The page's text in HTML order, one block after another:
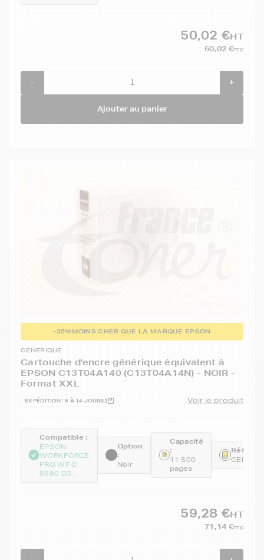
50,02 €HT
60,02 €TTC
- +
Ajouter au panier
-35%MOINS CHER QUE LA MARQUE EPSON
GENERIQUE
Cartouche d'encre générique équivalent à
EPSON C13T04A140 (C13T04A14N) - NOIR -
Format XXL
EXPÉDITION : 6 À 14 JOURS Voir le produit
Compatible :
EPSON
WORKFORCE
PRO WF C
8690 D3...
Option
:
Noir
Capacité
:
11 500
pages
59,28 €HT
71,14 €TTC